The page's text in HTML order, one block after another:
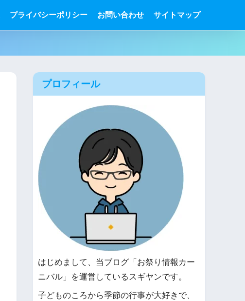
プライバシーポリシー お問い合わせ サイトマップ
プロフィール
はじめまして、当ブログ「お祭り情報カー
ニバル」を運営しているスギヤンです。
子どものころから季節の行事が大好きで、